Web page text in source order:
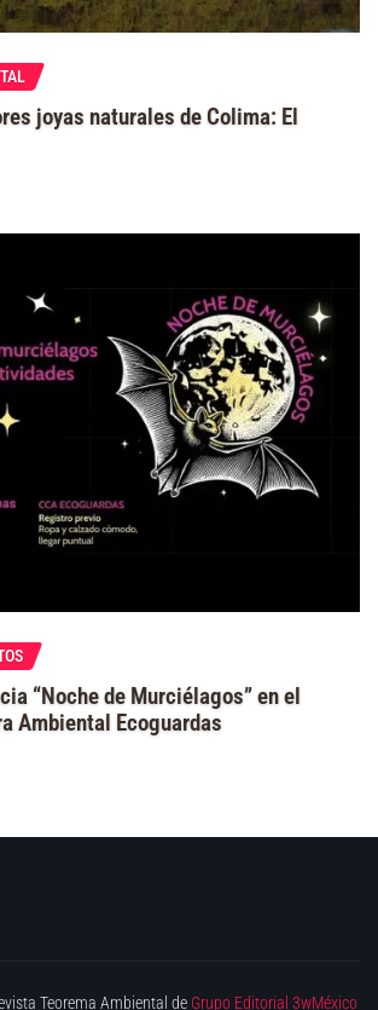
joyas naturales de Colima: El
“Noche de Murciélagos” en el
Ambiental Ecoguardas
Teorema Ambiental de Grupo Editorial 3wMéxico